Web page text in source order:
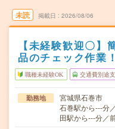
未読 掲載日 2026/08/06
【未経験歓迎〇】
品のチェック作業！
職種未経験OK 交通費別途
勤務地
宮城県石巻市
石巻駅から---分
田駅から---分／